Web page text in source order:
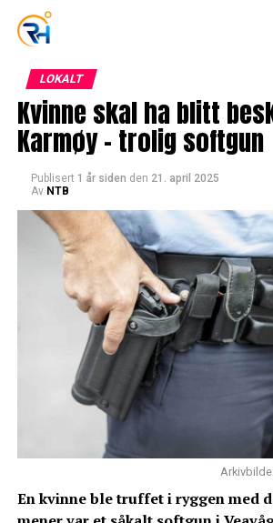
LOKALT
Kvinne skal ha blitt
Karmøy – trolig softgun
Publisert 1 år siden den 21. april 2025
Av NTB
En kvinne ble truffet i ryggen med